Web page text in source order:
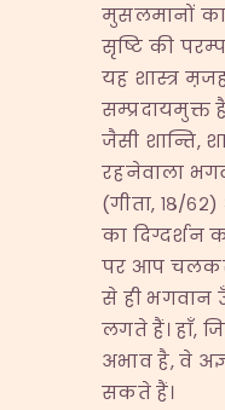
मुसलमानों का
सृष्टि की
यह शास्त्र
सम्प्रदायमुक्त
जैसी शान्ति,
रहनेवाला
(गीता, १८/
का दिग्दर्शन
पर आप
से ही
लगते हैं। हाँ,
अभाव है, वे
सकते हैं।